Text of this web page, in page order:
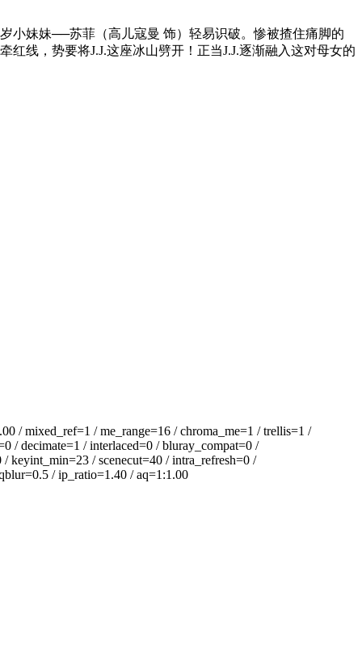
妹妹──苏菲（高儿寇曼 饰）轻易识破。惨被揸住痛脚的
线，势要将J.J.这座冰山劈开！正当J.J.逐渐融入这对母女的
/ me_range=16 / chroma_me=1 / trellis=1 /
/ decimate=1 / interlaced=0 / bluray_compat=0 /
keyint_min=23 / scenecut=40 / intra_refresh=0 /
/ ip_ratio=1.40 / aq=1:1.00